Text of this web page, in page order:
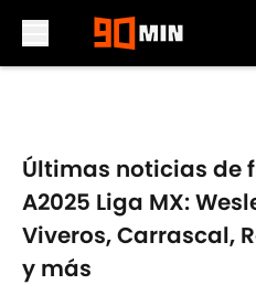
Últimas noticias de
A2025 Liga MX:
Viveros, Carrascal,
y más